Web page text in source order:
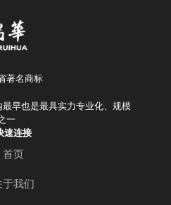
著名商标
早也是最具实力专业化、规模
一
速连接
首页
于我们